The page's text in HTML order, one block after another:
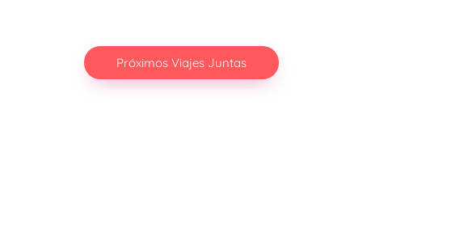
Próximos Viajes Juntas